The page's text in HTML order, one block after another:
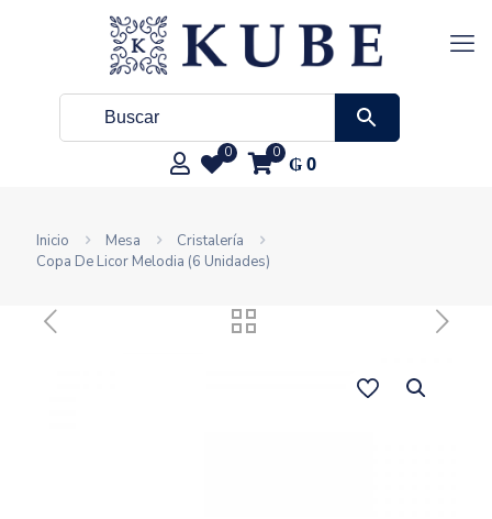
0 0 ₲0
Inicio Mesa
Cristalería
Copa De Licor Melodia (6 Unidades)